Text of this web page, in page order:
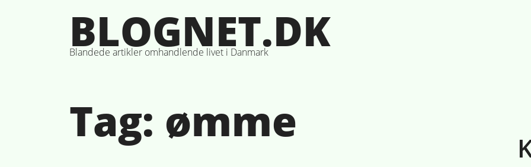
to
content
BLOGNET.DK
Blandede artikler omhandlende livet i Danmark
Tag: ømme